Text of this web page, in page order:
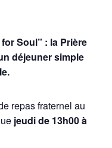
Soul” : la Prière
déjeuner simple
repas fraternel au
jeudi de 13h00 à